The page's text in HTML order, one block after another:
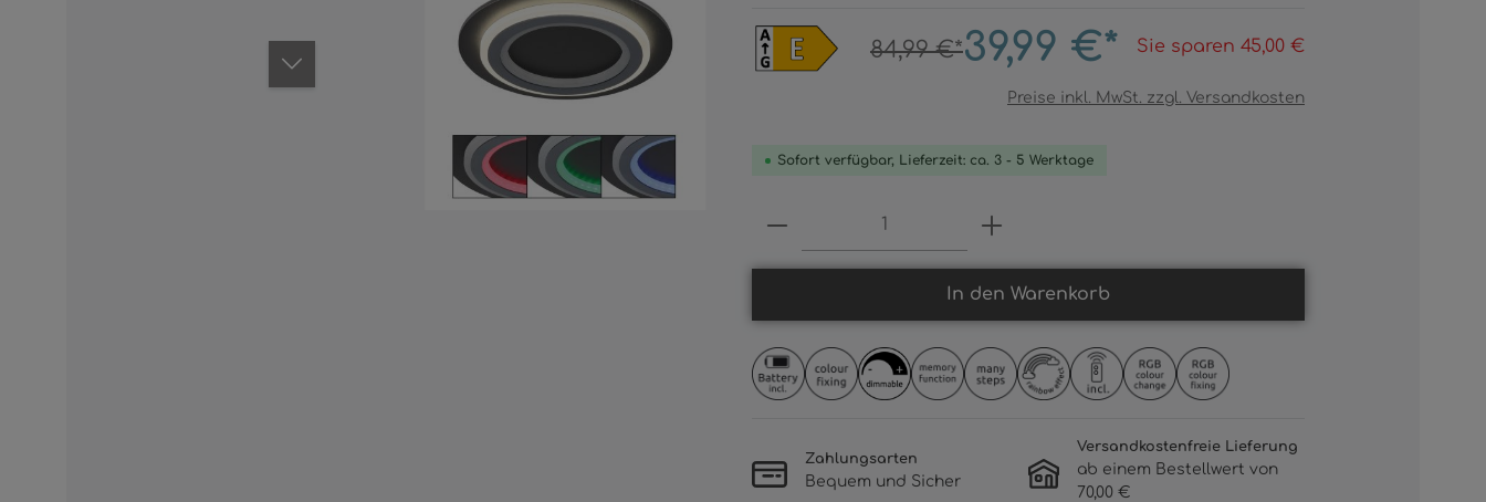
84,99 €*39,99 €* Sie sparen 45,00 €
Preise inkl. MwSt. zzgl. Versandkosten
Sofort verfügbar, Lieferzeit: ca. 3 - 5 Werktage
Produkt Anzahl: Gib den gewünschten Wert ein
In den Warenkorb
Zahlungsarten
Bequem und Sicher
Versandkostenfreie Lieferung
ab einem Bestellwert von
70,00 €